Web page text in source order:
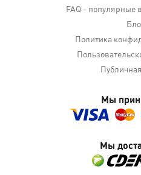
FAQ - популярные
Политика
Мы
Мы